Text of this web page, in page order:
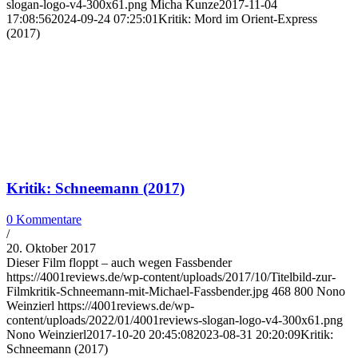
slogan-logo-v4-300x61.png Micha Kunze2017-11-04
17:08:562024-09-24 07:25:01Kritik: Mord im Orient-Express
(2017)
Kritik: Schneemann (2017)
0 Kommentare
/
20. Oktober 2017
Dieser Film floppt – auch wegen Fassbender
https://4001reviews.de/wp-content/uploads/2017/10/Titelbild-zur-
Filmkritik-Schneemann-mit-Michael-Fassbender.jpg 468 800 Nono
Weinzierl https://4001reviews.de/wp-
content/uploads/2022/01/4001reviews-slogan-logo-v4-300x61.png
Nono Weinzierl2017-10-20 20:45:082023-08-31 20:20:09Kritik:
Schneemann (2017)